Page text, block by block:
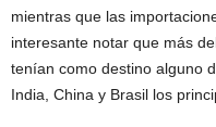
mientras que las
interesante notar que más
tenían como destino alguno
India, China y Brasil los